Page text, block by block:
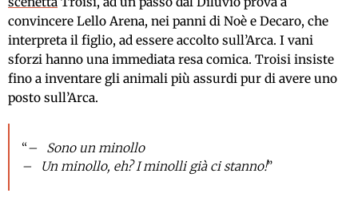
convincere Lello Arena, nei panni di Noè e Decaro, che
interpreta il figlio, ad essere accolto sull’Arca. I vani
sforzi hanno una immediata resa comica. Troisi insiste
fino a inventare gli animali più assurdi pur di avere uno
posto sull’Arca.
“– Sono un minollo
– Un minollo, eh? I minolli già ci stanno!”